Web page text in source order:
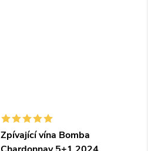
Zpívající vína Bomba